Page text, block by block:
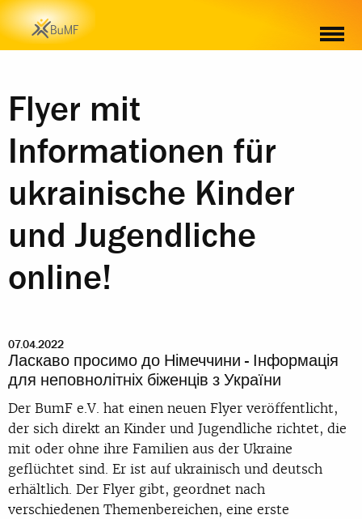
Flyer mit
Informationen für
ukrainische Kinder
und Jugendliche
online!
07.04.2022
Ласкаво просимо до Німеччини - Інформація
для неповнолітніх біженців з України
Der BumF e.V. hat einen neuen Flyer veröffentlicht,
der sich direkt an Kinder und Jugendliche richtet, die
mit oder ohne ihre Familien aus der Ukraine
geflüchtet sind. Er ist auf ukrainisch und deutsch
erhältlich. Der Flyer gibt, geordnet nach
verschiedenen Themenbereichen, eine erste